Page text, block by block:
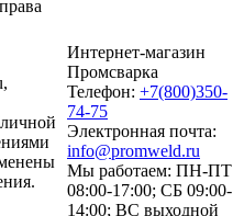
Интернет-магазин
Промсварка
Телефон: +7(800)350-
74-75
Электронная почта:
info@promweld.ru
Мы работаем: ПН-ПТ
08:00-17:00; СБ 09:00-
14:00; ВС выходной